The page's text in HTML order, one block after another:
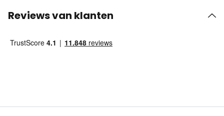
Reviews van klanten